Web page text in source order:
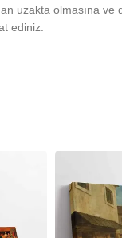
uzakta olmasına ve
ediniz.